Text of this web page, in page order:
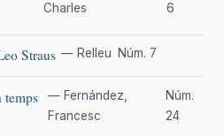
Charles
6
Straus — Relleu Núm. 7
temps
— Fernández,
Francesc
Núm.
24